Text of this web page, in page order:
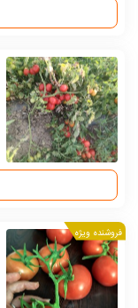
فروشنده ویژه